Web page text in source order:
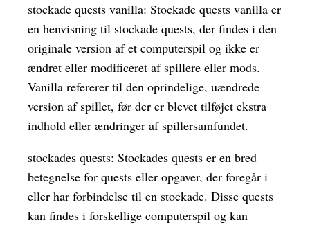
stockade quests vanilla: Stockade quests vanilla er
en henvisning til stockade quests, der findes i den
originale version af et computerspil og ikke er
ændret eller modificeret af spillere eller mods.
Vanilla refererer til den oprindelige, uændrede
version af spillet, før der er blevet tilføjet ekstra
indhold eller ændringer af spillersamfundet.
stockades quests: Stockades quests er en bred
betegnelse for quests eller opgaver, der foregår i
eller har forbindelse til en stockade. Disse quests
kan findes i forskellige computerspil og kan